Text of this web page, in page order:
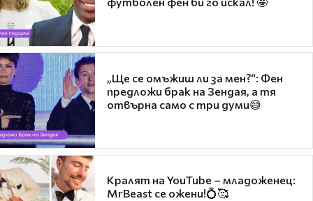
„Ще се омъжиш ли за мен?“: Фен
предложи брак на Зендая, а тя
отвърна само с три думи😅
Кралят на YouTube – младоженец:
MrBeast се ожени!💍🥰